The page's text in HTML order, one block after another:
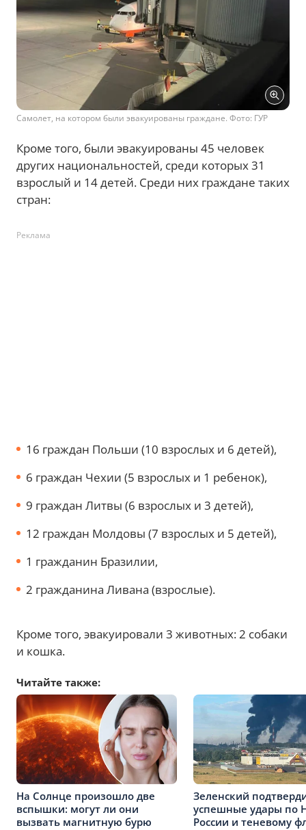
Самолет, на котором были эвакуированы граждане. Фото: ГУР
Кроме того, были эвакуированы 45 человек
других национальностей, среди которых 31
взрослый и 14 детей. Среди них граждане таких
стран:
Реклама
16 граждан Польши (10 взрослых и 6 детей),
6 граждан Чехии (5 взрослых и 1 ребенок),
9 граждан Литвы (6 взрослых и 3 детей),
12 граждан Молдовы (7 взрослых и 5 детей),
1 гражданин Бразилии,
2 гражданина Ливана (взрослые).
Кроме того, эвакуировали 3 животных: 2 собаки
и кошка.
Читайте также:
На Солнце произошло две
вспышки: могут ли они
вызвать магнитную бурю
Зеленский
успешные удары по
России и теневому